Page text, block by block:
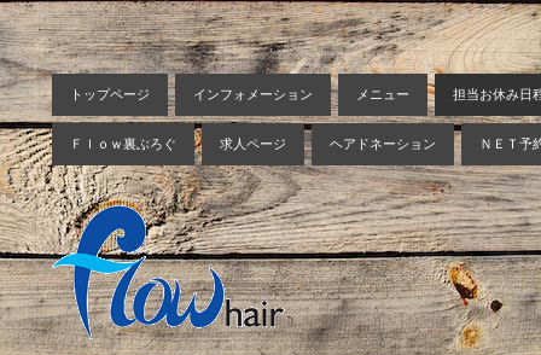
トップページ インフォメーション メニュー 担当お休み日
Ｆｌｏｗ裏ぶろぐ 求人ページ ヘアドネーション ＮＥＴ予